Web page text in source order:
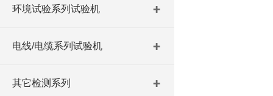
环境试验系列试验机
电线/电缆系列试验机
其它检测系列